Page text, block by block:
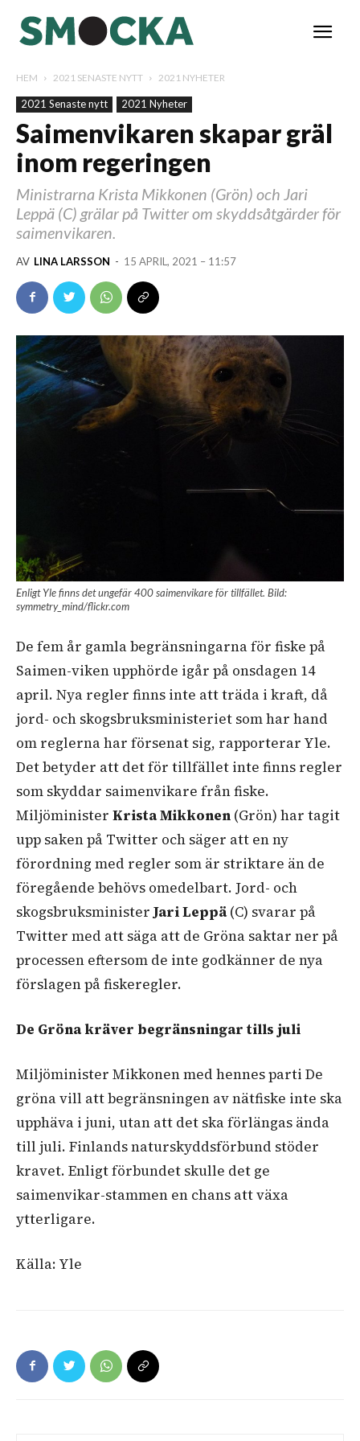
HEM 2021 SENASTE NYTT 2021 NYHETER
2021 Senaste nytt 2021 Nyheter
Saimenvikaren skapar gräl
inom regeringen
Ministrarna Krista Mikkonen (Grön) och Jari
Leppä (C) grälar på Twitter om skyddsåtgärder för
saimenvikaren.
AV LINA LARSSON - 15 APRIL, 2021 – 11:57
Enligt Yle finns det ungefär 400 saimenvikare för tillfället. Bild:
symmetry_mind/flickr.com
De fem år gamla begränsningarna för fiske på
Saimen-viken upphörde igår på onsdagen 14
april. Nya regler finns inte att träda i kraft, då
jord- och skogsbruksministeriet som har hand
om reglerna har försenat sig, rapporterar Yle.
Det betyder att det för tillfället inte finns regler
som skyddar saimenvikare från fiske.
Miljöminister Krista Mikkonen (Grön) har tagit
upp saken på Twitter och säger att en ny
förordning med regler som är striktare än de
föregående behövs omedelbart. Jord- och
skogsbruksministerJari Leppä(C) svarar på
Twitter med att säga att de Gröna saktar ner på
processen eftersom de inte godkänner de nya
förslagen på fiskeregler.
De Gröna kräver begränsningar tills juli
Miljöminister Mikkonen med hennes parti De
gröna vill att begränsningen av nätfiske inte ska
upphäva i juni, utan att det ska förlängas ända
till juli. Finlands naturskyddsförbund stöder
kravet. Enligt förbundet skulle det ge
saimenvikar-stammen en chans att växa
ytterligare.
Källa: Yle